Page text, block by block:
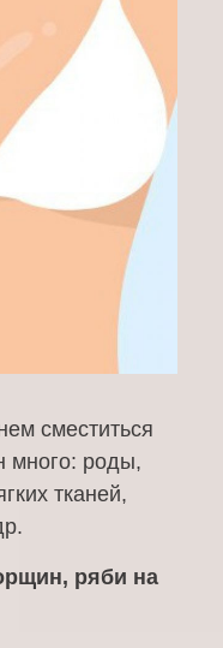
сместиться
много: роды,
тканей,
ряби на